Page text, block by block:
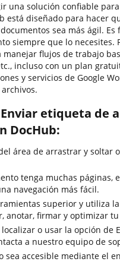
una solución confiable
está diseñado para hacer
sea más ágil. Es
siempre que lo necesites.
flujos de trabajo
incluso con un plan
y servicios de Google
Enviar etiqueta de
DocHub:
área de arrastrar y soltar
tenga muchas páginas,
navegación más fácil.
superior y utiliza
anotar, firmar y optimizar
o usar la opción de
a nuestro equipo de
sea accesible mediante el